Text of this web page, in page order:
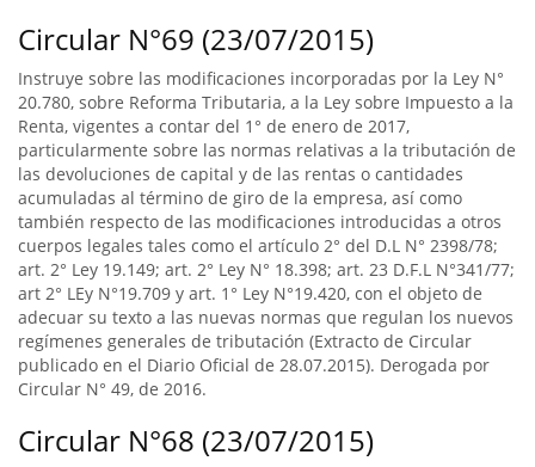
Circular N°69 (23/07/2015)
Instruye sobre las modificaciones incorporadas por la Ley N°
20.780, sobre Reforma Tributaria, a la Ley sobre Impuesto a la
Renta, vigentes a contar del 1° de enero de 2017,
particularmente sobre las normas relativas a la tributación de
las devoluciones de capital y de las rentas o cantidades
acumuladas al término de giro de la empresa, así como
también respecto de las modificaciones introducidas a otros
cuerpos legales tales como el artículo 2° del D.L N° 2398/78;
art. 2° Ley 19.149; art. 2° Ley N° 18.398; art. 23 D.F.L N°341/77;
art 2° LEy N°19.709 y art. 1° Ley N°19.420, con el objeto de
adecuar su texto a las nuevas normas que regulan los nuevos
regímenes generales de tributación (Extracto de Circular
publicado en el Diario Oficial de 28.07.2015). Derogada por
Circular N° 49, de 2016.
Circular N°68 (23/07/2015)